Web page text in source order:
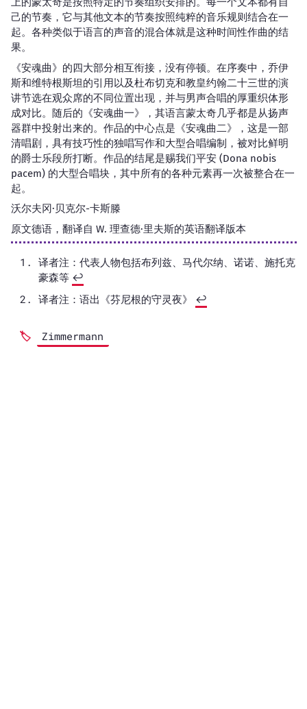
己的节奏，它与其他文本的节奏按照纯粹的音乐规则结合在一
起。各种类似于语言的声音的混合体就是这种时间性作曲的结
果。
《安魂曲》的四大部分相互衔接，没有停顿。在序奏中，乔伊
斯和维特根斯坦的引用以及杜布切克和教皇约翰二十三世的演
讲节选在观众席的不同位置出现，并与男声合唱的厚重织体形
成对比。随后的《安魂曲一》，其语言蒙太奇几乎都是从扬声
器群中投射出来的。作品的中心点是《安魂曲二》，这是一部
清唱剧，具有技巧性的独唱写作和大型合唱编制，被对比鲜明
的爵士乐段所打断。作品的结尾是赐我们平安 (Dona nobis
pacem) 的大型合唱块，其中所有的各种元素再一次被整合在一
起。
沃尔夫冈·贝克尔-卡斯滕
原文德语，翻译自 W. 理查德·里夫斯的英语翻译版本
译者注：代表人物包括布列兹、马代尔纳、诺诺、施托克
豪森等 ↩︎
译者注：语出《芬尼根的守灵夜》 ↩︎
Zimmermann